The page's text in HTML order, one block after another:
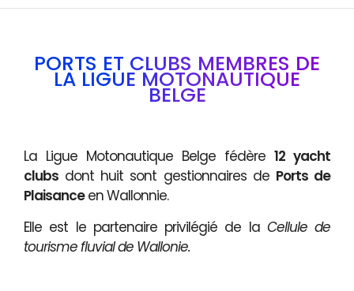
PORTS ET CLUBS MEMBRES DE
LA LIGUE MOTONAUTIQUE
BELGE
La Ligue Motonautique Belge fédère 12 yacht
clubs dont huit sont gestionnaires de Ports de
Plaisanceen Wallonnie.
Elle est le partenaire privilégié de la Cellule de
tourisme fluvial de Wallonie.